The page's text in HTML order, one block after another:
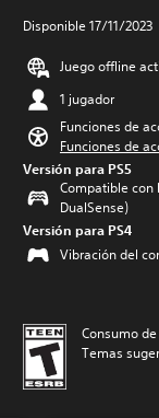
Disponible 17/11/2023
Juego offline
1 jugador
Funciones de
Funciones de
Versión para PS5
Compatible
DualSense)
Versión para PS4
Vibración del
Consumo
Temas